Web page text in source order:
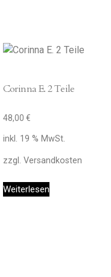
Corinna E. 2 Teile
48,00 €
inkl. 19 % MwSt.
zzgl. Versandkosten
Weiterlesen